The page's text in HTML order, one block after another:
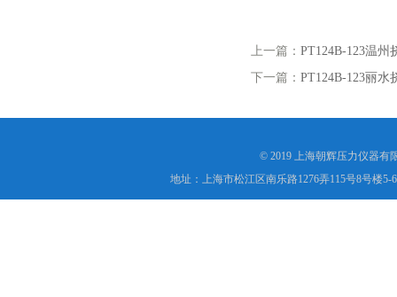
上一篇： PT124B-123温州
下一篇： PT124B-123丽水
© 2019 上海朝辉压力仪器有
地址：上海市松江区南乐路1276弄115号8号楼5-